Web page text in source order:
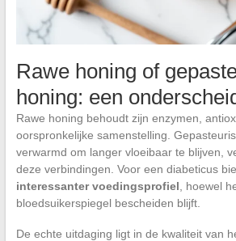
Rawe honing of
honing: een
Rawe honing behoudt zijn enzymen,
oorspronkelijke samenstelling.
verwarmd om langer vloeibaar te blijven,
deze verbindingen. Voor een diabeticus
interessanter voedingsprofiel , hoewel
bloedsuikerspiegel bescheiden blijft.
De echte uitdaging ligt in de kwaliteit van